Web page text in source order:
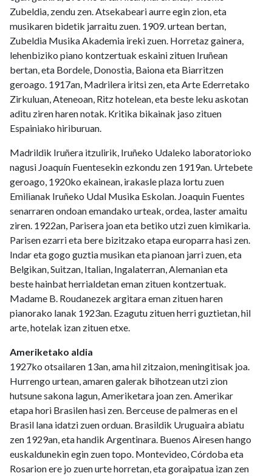
Zubeldia, zendu zen. Atsekabeari aurre egin zion, eta
musikaren bidetik jarraitu zuen. 1909. urtean bertan,
Zubeldia Musika Akademia ireki zuen. Horretaz gainera,
lehenbiziko piano kontzertuak eskaini zituen Iruñean
bertan, eta Bordele, Donostia, Baiona eta Biarritzen
geroago. 1917an, Madrilera iritsi zen, eta Arte Ederretako
Zirkuluan, Ateneoan, Ritz hotelean, eta beste leku askotan
aditu ziren haren notak. Kritika bikainak jaso zituen
Espainiako hiriburuan.
Madrildik Iruñera itzulirik, Iruñeko Udaleko laboratorioko
nagusi Joaquín Fuentesekin ezkondu zen 1919an. Urtebete
geroago, 1920ko ekainean, irakasle plaza lortu zuen
Emilianak Iruñeko Udal Musika Eskolan. Joaquin Fuentes
senarraren ondoan emandako urteak, ordea, laster amaitu
ziren. 1922an, Parisera joan eta betiko utzi zuen kimikaria.
Parisen ezarri eta bere bizitzako etapa europarra hasi zen.
Indar eta gogo guztia musikan eta pianoan jarri zuen, eta
Belgikan, Suitzan, Italian, Ingalaterran, Alemanian eta
beste hainbat herrialdetan eman zituen kontzertuak.
Madame B. Roudanezek argitara eman zituen haren
pianorako lanak 1923an. Ezagutu zituen herri guztietan, hil
arte, hotelak izan zituen etxe.
Ameriketako aldia
1927ko otsailaren 13an, ama hil zitzaion, meningitisak joa.
Hurrengo urtean, amaren galerak bihotzean utzi zion
hutsune sakona lagun, Ameriketara joan zen. Amerikar
etapa hori Brasilen hasi zen. Berceuse de palmeras en el
Brasil lana idatzi zuen orduan. Brasildik Uruguaira abiatu
zen 1929an, eta handik Argentinara. Buenos Airesen hango
euskaldunekin egin zuen topo. Montevideo, Córdoba eta
Rosarion ere jo zuen urte horretan, eta goraipatua izan zen